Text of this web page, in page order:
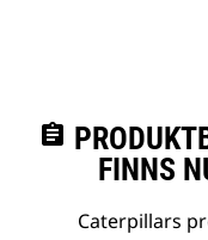
assignment
FINNS
Caterpillars